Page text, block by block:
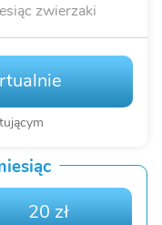
zwierzaki
20 zł